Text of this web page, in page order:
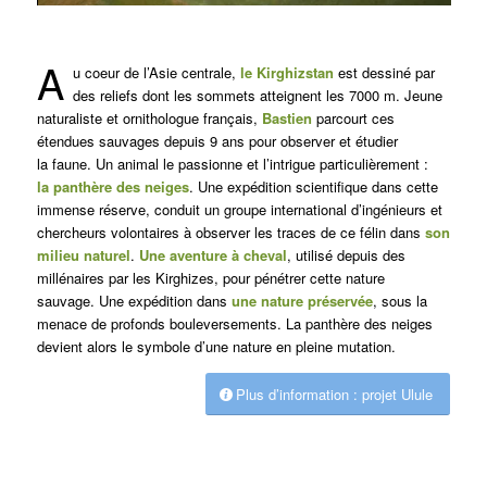
A u coeur de l’Asie centrale, le Kirghizstan est dessiné par
des reliefs dont les sommets atteignent les 7000 m. Jeune
naturaliste et ornithologue français, Bastien parcourt ces
étendues sauvages depuis 9 ans pour observer et étudier
la faune. Un animal le passionne et l’intrigue particulièrement :
la panthère des neiges. Une expédition scientifique dans cette
immense réserve, conduit un groupe international d’ingénieurs et
chercheurs volontaires à observer les traces de ce félin dans son
milieu naturel. Une aventure à cheval, utilisé depuis des
millénaires par les Kirghizes, pour pénétrer cette nature
sauvage. Une expédition dans une nature préservée, sous la
menace de profonds bouleversements. La panthère des neiges
devient alors le symbole d’une nature en pleine mutation.
Plus d’information : projet Ulule